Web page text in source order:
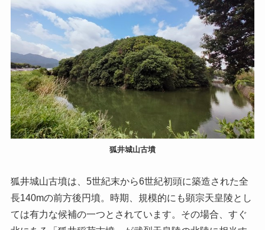
狐井城山古墳
狐井城山古墳は、5世紀末から6世紀初頭に築造された全
長140mの前方後円墳。時期、規模的にも顕宗天皇陵とし
ては有力な候補の一つとされています。その場合、すぐ